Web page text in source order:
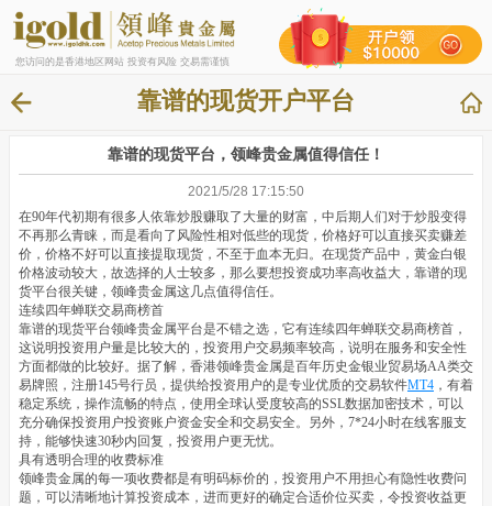
您访问的是香港地区网站 投资有风险 交易需谨慎
靠谱的现货开户平台
靠谱的现货平台，领峰贵金属值得信任！
2021/5/28 17:15:50
在90年代初期有很多人依靠炒股赚取了大量的财富，中后期人们对于炒股变得
不再那么青睐，而是看向了风险性相对低些的现货，价格好可以直接买卖赚差
价，价格不好可以直接提取现货，不至于血本无归。在现货产品中，黄金白银
价格波动较大，故选择的人士较多，那么要想投资成功率高收益大，靠谱的现
货平台很关键，领峰贵金属这几点值得信任。
连续四年蝉联交易商榜首
靠谱的现货平台领峰贵金属平台是不错之选，它有连续四年蝉联交易商榜首，
这说明投资用户量是比较大的，投资用户交易频率较高，说明在服务和安全性
方面都做的比较好。据了解，香港领峰贵金属是百年历史金银业贸易场AA类交
易牌照，注册145号行员，提供给投资用户的是专业优质的交易软件MT4 ，有着
稳定系统，操作流畅的特点，使用全球认受度较高的SSL数据加密技术，可以
充分确保投资用户投资账户资金安全和交易安全。另外，7*24小时在线客服支
持，能够快速30秒内回复，投资用户更无忧。
具有透明合理的收费标准
领峰贵金属的每一项收费都是有明码标价的，投资用户不用担心有隐性收费问
题，可以清晰地计算投资成本，进而更好的确定合适价位买卖，令投资收益更